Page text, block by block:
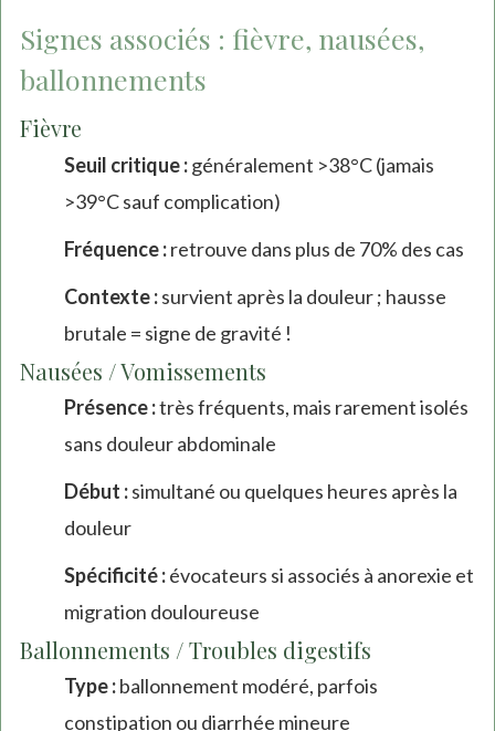
Signes associés : fièvre, nausées,
ballonnements
Fièvre
Seuil critique :généralement >38°C (jamais
>39°C sauf complication)
Fréquence :retrouve dans plus de 70% des cas
Contexte :survient après la douleur ; hausse
brutale = signe de gravité !
Nausées / Vomissements
Présence :très fréquents, mais rarement isolés
sans douleur abdominale
Début :simultané ou quelques heures après la
douleur
Spécificité :évocateurs si associés à anorexie et
migration douloureuse
Ballonnements / Troubles digestifs
Type :ballonnement modéré, parfois
constipation ou diarrhée mineure